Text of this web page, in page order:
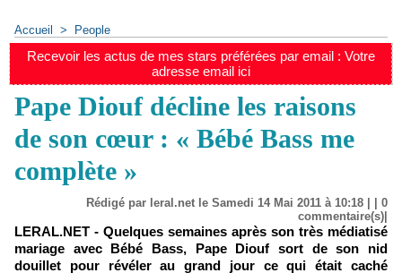
Accueil > People
Recevoir les actus de mes stars préférées par email : Votre
adresse email ici
Pape Diouf décline les raisons
de son cœur : « Bébé Bass me
complète »
Rédigé par leral.net le Samedi 14 Mai 2011 à 10:18 | | 0
commentaire(s)|
LERAL.NET - Quelques semaines après son très médiatisé
mariage avec Bébé Bass, Pape Diouf sort de son nid
douillet pour révéler au grand jour ce qui était caché